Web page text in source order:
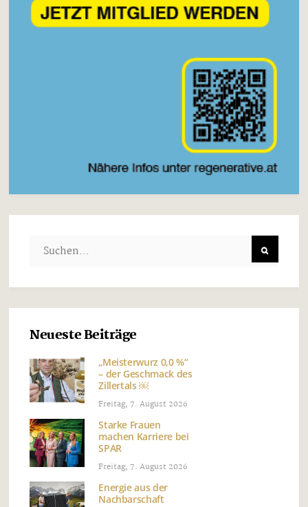
Neueste Beiträge
„Meisterwurz 0,0 %“
– der Geschmack des
Zillertals ￼
Freitag, 7. August 2026
Starke Frauen
machen Karriere bei
SPAR
Freitag, 7. August 2026
Energie aus der
Nachbarschaft